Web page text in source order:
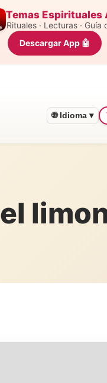
Temas Espirituales
Rituales · Lecturas · Guía
Descargar App 🤖
🌐 Idioma ▾
el